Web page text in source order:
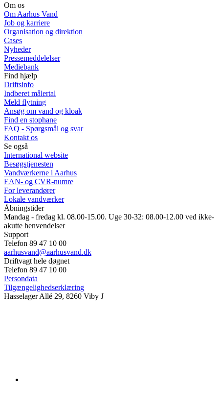
Om os
Om Aarhus Vand
Job og karriere
Organisation og direktion
Cases
Nyheder
Pressemeddelelser
Mediebank
Find hjælp
Driftsinfo
Indberet målertal
Meld flytning
Ansøg om vand og kloak
Find en stophane
FAQ - Spørgsmål og svar
Kontakt os
Se også
International website
Besøgstjenesten
Vandværkerne i Aarhus
EAN- og CVR-numre
For leverandører
Lokale vandværker
Åbningstider
Mandag - fredag kl. 08.00-15.00. Uge 30-32: 08.00-12.00 ved ikke-
akutte henvendelser
Support
Telefon 89 47 10 00
aarhusvand@aarhusvand.dk
Driftvagt hele døgnet
Telefon 89 47 10 00
Persondata
Tilgængelighedserklæring
Hasselager Allé 29, 8260 Viby J